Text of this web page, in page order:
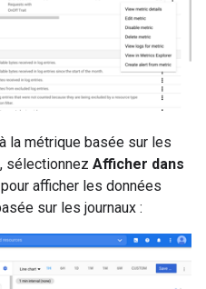
la métrique basée sur les
sélectionnez Afficher dans
pour afficher les données
sur les journaux :